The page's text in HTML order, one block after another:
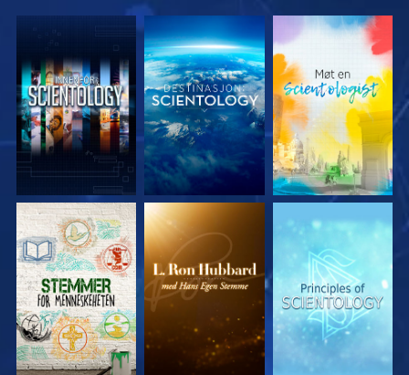
UTFORSK SERIEN UTFORSK SERIEN UTFORSK SERIEN